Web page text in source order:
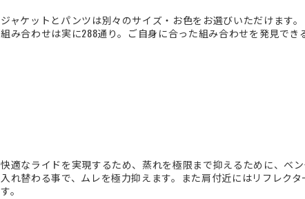
ジャケットとパンツは別々のサイズ・お色をお選びいただけます。
組み合わせは実に288通り。ご自身に合った組み合わせを発見でき
快適なライドを実現するため、蒸れを極限まで抑えるために、ベ
入れ替わる事で、ムレを極力抑えます。また肩付近にはリフレク
す。